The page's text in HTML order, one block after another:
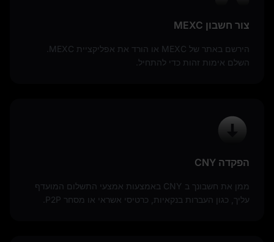
צור חשבון MEXC
השלם אימות זהות כדי להתחיל.
הפקדה CNY
ממן את חשבונך ב CNY באמצעות אמצעי התשלום המועדף
עליך, כגון העברות בנקאיות, כרטיסי אשראי או מסחר P2P.